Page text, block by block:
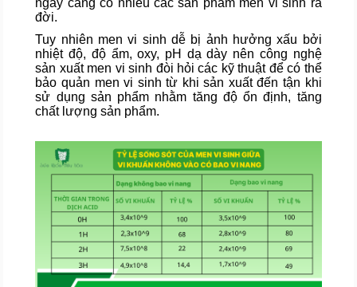
đời.
Tuy nhiên men vi sinh dễ bị ảnh hưởng xấu bởi
nhiệt độ, độ ẩm, oxy, pH dạ dày nên công nghệ
sản xuất men vi sinh đòi hỏi các kỹ thuật để có thể
bảo quản men vi sinh từ khi sản xuất đến tận khi
sử dụng sản phẩm nhằm tăng độ ổn định, tăng
chất lượng sản phẩm.